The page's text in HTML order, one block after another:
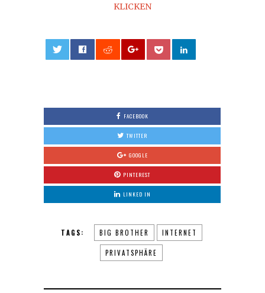
KLICKEN
FACEBOOK
TWITTER
GOOGLE
PINTEREST
LINKED IN
TAGS: BIG BROTHER INTERNET
PRIVATSPHÄRE